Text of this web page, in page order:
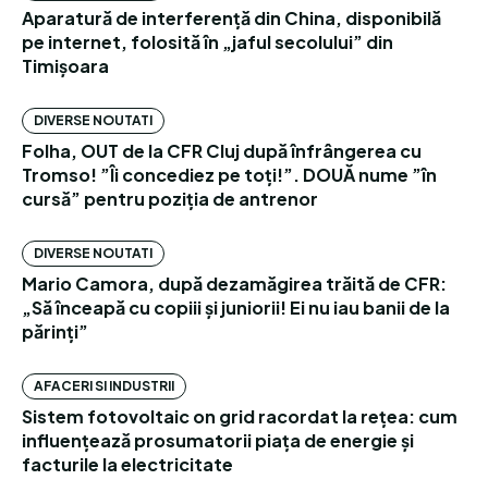
Aparatură de interferență din China, disponibilă
pe internet, folosită în „jaful secolului” din
Timișoara
DIVERSE NOUTATI
Folha, OUT de la CFR Cluj după înfrângerea cu
Tromso! ”Îi concediez pe toți!”. DOUĂ nume ”în
cursă” pentru poziția de antrenor
DIVERSE NOUTATI
Mario Camora, după dezamăgirea trăită de CFR:
„Să înceapă cu copiii și juniorii! Ei nu iau banii de la
părinți”
AFACERI SI INDUSTRII
Sistem fotovoltaic on grid racordat la rețea: cum
influențează prosumatorii piața de energie și
facturile la electricitate